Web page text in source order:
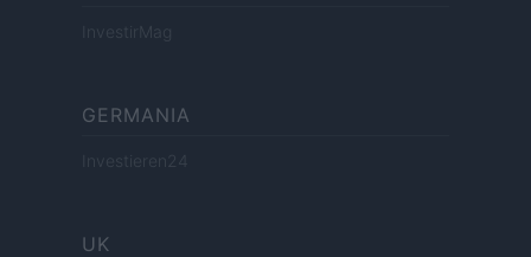
InvestirMag
GERMANIA
Investieren24
UK